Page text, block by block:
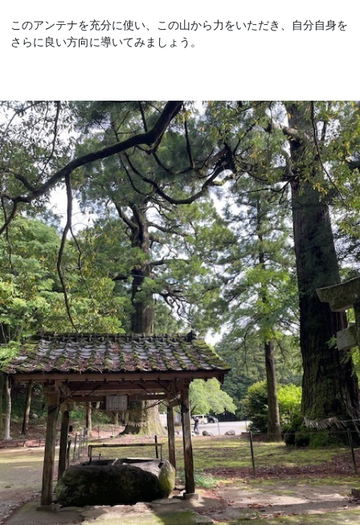
このアンテナを充分に使い、この山から力をいただき、自分自身を
さらに良い方向に導いてみましょう。